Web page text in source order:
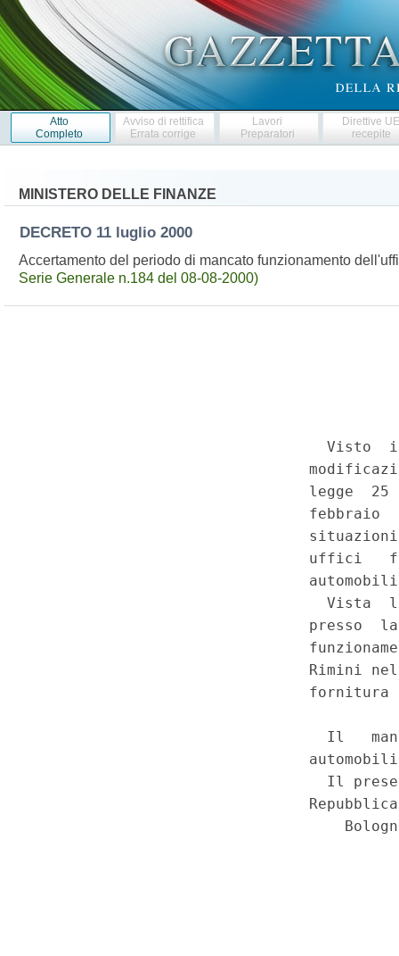
Atto
Completo
Avviso di rettifica
Errata corrige
Lavori
Preparatori
Direttive
recepite
MINISTERO DELLE FINANZE
DECRETO 11 luglio 2000
Accertamento del periodo di mancato funzionamento
Serie Generale n.184 del 08-08-2000)